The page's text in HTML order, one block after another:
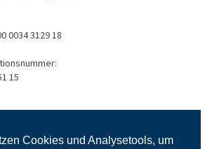
Cookies und Analysetools, um
0034 3129 18
15